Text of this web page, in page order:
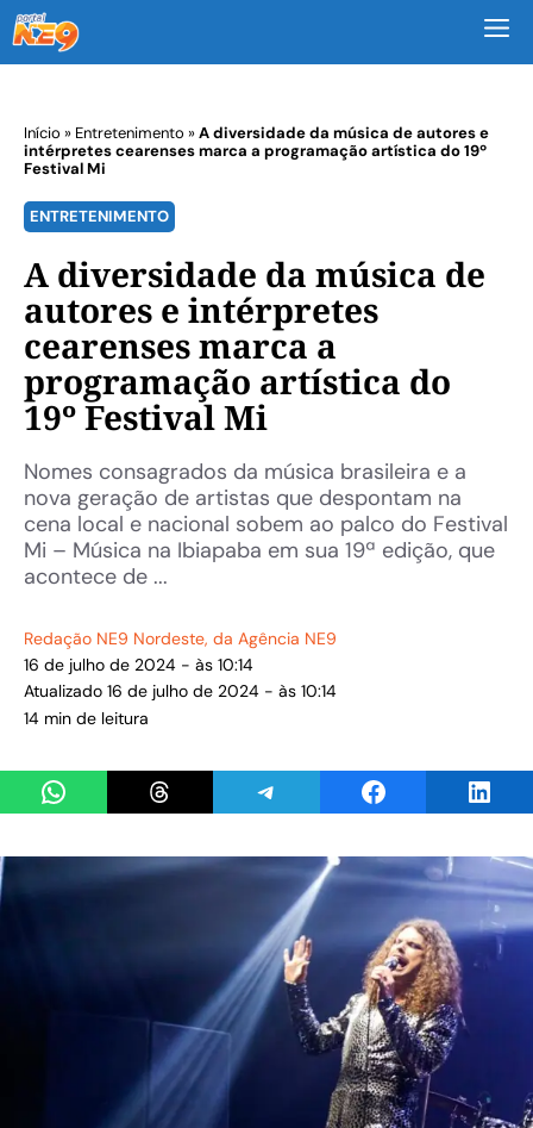
Início » Entretenimento »A diversidade da música de autores e
intérpretes cearenses marca a programação artística do 19º
Festival Mi
ENTRETENIMENTO
A diversidade da música de
autores e intérpretes
cearenses marca a
programação artística do
19º Festival Mi
Nomes consagrados da música brasileira e a
nova geração de artistas que despontam na
cena local e nacional sobem ao palco do Festival
Mi – Música na Ibiapaba em sua 19ª edição, que
acontece de ...
Redação NE9 Nordeste, da Agência NE9
16 de julho de 2024 - às 10:14
Atualizado 16 de julho de 2024 - às 10:14
14 min de leitura
Share on WhatsAppShare on ThreadsShare on TelegramShare on Facebook